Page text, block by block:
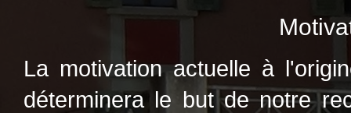
La motivation actuelle à
déterminera le but de notre